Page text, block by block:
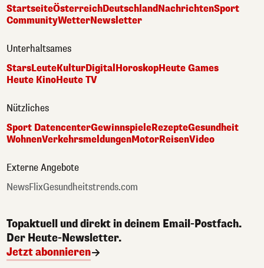
StartseiteÖsterreichDeutschlandNachrichtenSport
CommunityWetterNewsletter
Unterhaltsames
StarsLeuteKulturDigital HoroskopHeute Games
Heute KinoHeute TV
Nützliches
Sport DatencenterGewinnspieleRezepteGesundheit
WohnenVerkehrsmeldungenMotorReisenVideo
Externe Angebote
NewsFlixGesundheitstrends.com
Topaktuell und direkt in deinem Email-Postfach.
Der Heute-Newsletter.
Jetzt abonnieren